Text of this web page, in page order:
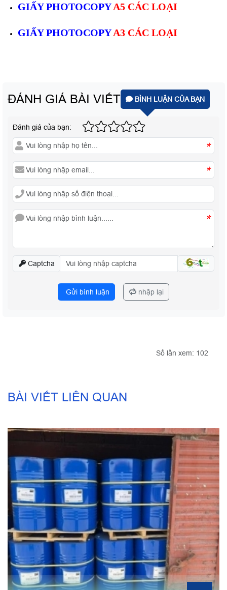
GIẤY PHOTOCOPYA5 CÁC LOẠI
GIẤY PHOTOCOPYA3 CÁC LOẠI
ĐÁNH GIÁ BÀI VIẾT BÌNH LUẬN CỦA BẠN
Đánh giá của bạn:
*
*
*
Captcha
Gửi bình luận nhập lại
Số lần xem: 102
BÀI VIẾT LIÊN QUAN